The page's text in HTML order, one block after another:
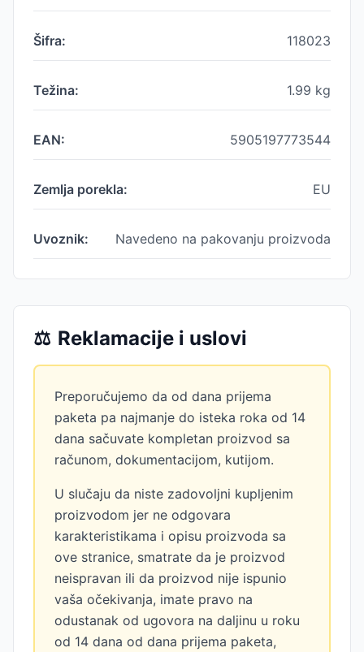
Šifra: 118023
Težina: 1.99 kg
EAN: 5905197773544
Zemlja porekla: EU
Uvoznik: Navedeno na pakovanju proizvoda
⚖️ Reklamacije i uslovi
Preporučujemo da od dana prijema
paketa pa najmanje do isteka roka od 14
dana sačuvate kompletan proizvod sa
računom, dokumentacijom, kutijom.
U slučaju da niste zadovoljni kupljenim
proizvodom jer ne odgovara
karakteristikama i opisu proizvoda sa
ove stranice, smatrate da je proizvod
neispravan ili da proizvod nije ispunio
vaša očekivanja, imate pravo na
odustanak od ugovora na daljinu u roku
od 14 dana od dana prijema paketa,